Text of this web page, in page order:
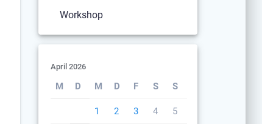
Workshop
April 2026
M D M D F S S
1 2 3 4 5